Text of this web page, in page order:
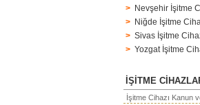
>
Nevşehir İşitme
>
Niğde İşitme
> Sivas İşitme
> Yozgat İşitme
İŞİTME
İşitme Cihazı Kanun